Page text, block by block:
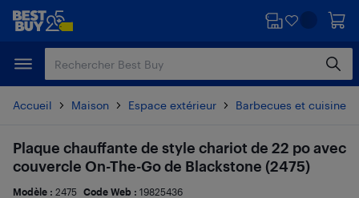
Passer
principal
Passer
Accueil Maison Espace extérieur Barbecues et cuisine
Plaque chauffante de style chariot de 22 po avec
couvercle On-The-Go de Blackstone (2475)
Modèle : 2475 Code Web : 19825436